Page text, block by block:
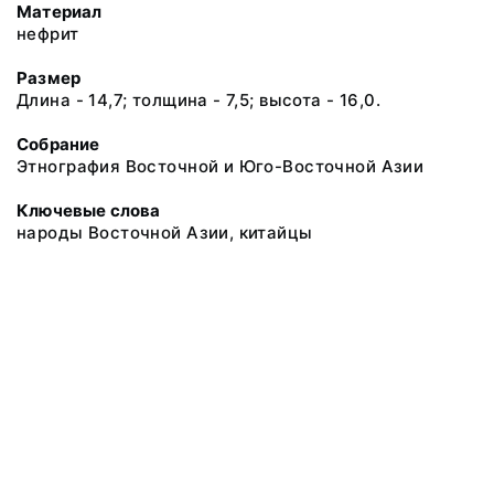
Материал
нефрит
Размер
Длина - 14,7; толщина - 7,5; высота - 16,0.
Собрание
Этнография Восточной и Юго-Восточной Азии
Ключевые слова
народы Восточной Азии, китайцы